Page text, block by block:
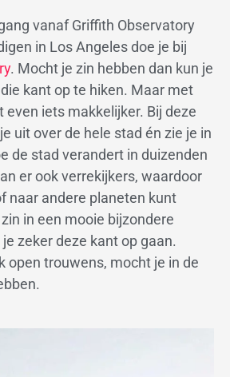
vanaf Griffith Observatory
in Los Angeles doe je bij
. Mocht je zin hebben dan kun je
kant op te hiken. Maar met
even iets makkelijker. Bij deze
uit over de hele stad én zie je in
de stad verandert in duizenden
er ook verrekijkers, waardoor
naar andere planeten kunt
in een mooie bijzondere
zeker deze kant op gaan.
open trouwens, mocht je in de